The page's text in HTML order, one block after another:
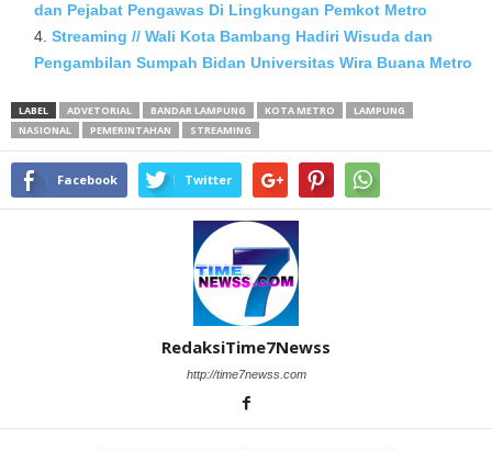
dan Pejabat Pengawas Di Lingkungan Pemkot Metro
Streaming // Wali Kota Bambang Hadiri Wisuda dan
Pengambilan Sumpah Bidan Universitas Wira Buana Metro
LABEL ADVETORIAL BANDAR LAMPUNG KOTA METRO
LAMPUNG
NASIONAL
PEMERINTAHAN STREAMING
Facebook Twitter
RedaksiTime7Newss
http://time7newss.com